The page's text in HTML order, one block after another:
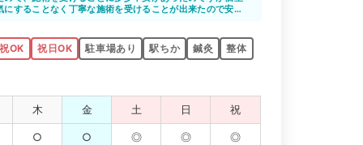
知識も豊富なうえに、保険会社とのやり取りなど心身とも
はレントゲンに写ったとこしか治療を受けれず、シップと
ころ以外にも痛めていることもあり、後から痛みが出てく
した。
れるところの方がいいと思います。
院を選んだ方がいいです。
正直いって対応のレベルに差があります。
することなく丁寧な施術を受けることが出来たので安心
OK 祝日OK 駐車場あり 駅ちか 鍼灸 整体
木 金 土 日 祝
○ ○ ◎ ◎ ◎